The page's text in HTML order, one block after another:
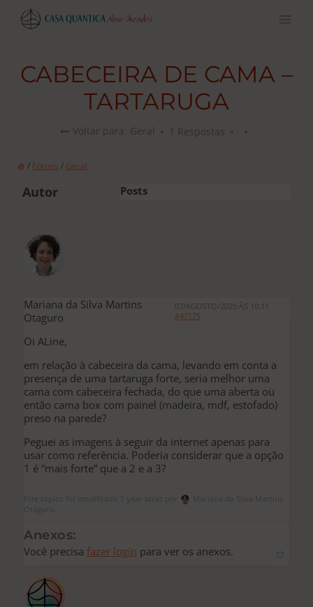
Pular
para
CABECEIRA DE CAMA –
TARTARUGA
Voltar para: Geral 1 Respostas
/ Fóruns / Geral
Autor Posts
Mariana da Silva Martins
Otaguro
07/AGOSTO/2025 ÀS 10:11
#47175
Oi ALine,
em relação à cabeceira da cama, levando em conta a
presença de uma tartaruga forte, seria melhor uma
cama com cabeceira fechada, do que uma aberta ou
então cama box com painel (madeira, mdf, estofado)
preso na parede?
Peguei as imagens à seguir da internet apenas para
usar como referência. Poderia considerar que a opção
1 é “mais forte” que a 2 e a 3?
Este tópico foi modificado 1 year atrás por
Mariana da Silva Martins
Otaguro.
Anexos:
Você precisa fazer login para ver os anexos.